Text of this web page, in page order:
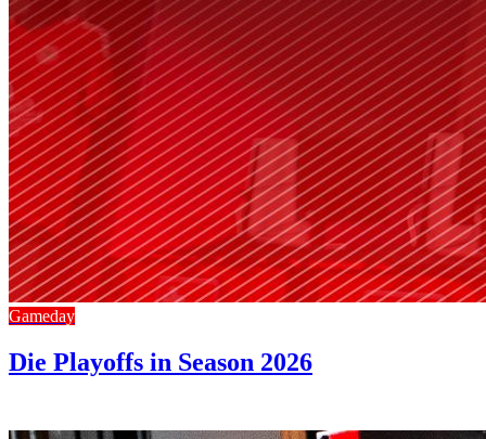
Gameday
Die Playoffs in Season 2026